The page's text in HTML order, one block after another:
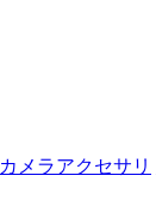
カメラアクセサリ